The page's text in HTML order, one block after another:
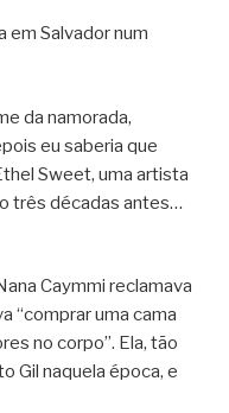
em Salvador num
da namorada,
eu saberia que
Sweet, uma artista
três décadas antes…
Caymmi reclamava
“comprar uma cama
no corpo”. Ela, tão
Gil naquela época, e